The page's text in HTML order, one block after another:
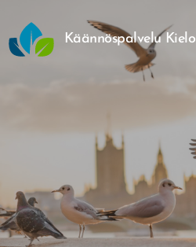
Käännöspalvelu Kielo